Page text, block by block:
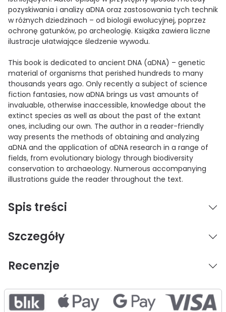
pozyskiwania i analizy aDNA oraz zastosowania tych technik
w różnych dziedzinach – od biologii ewolucyjnej, poprzez
ochronę gatunków, po archeologię. Książka zawiera liczne
ilustracje ułatwiające śledzenie wywodu.
This book is dedicated to ancient DNA (aDNA) – genetic
material of organisms that perished hundreds to many
thousands years ago. Only recently a subject of science
fiction fantasies, now aDNA brings us vast amounts of
invaluable, otherwise inaccessible, knowledge about the
extinct species as well as about the past of the extant
ones, including our own. The author in a reader-friendly
way presents the methods of obtaining and analyzing
aDNA and the application of aDNA research in a range of
fields, from evolutionary biology through biodiversity
conservation to archaeology. Numerous accompanying
illustrations guide the reader throughout the text.
Spis treści
Szczegóły
Recenzje